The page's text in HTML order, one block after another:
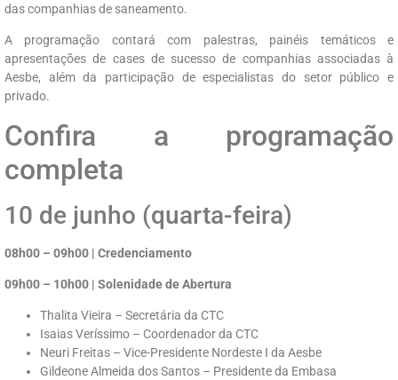
das companhias de saneamento.
A programação contará com palestras, painéis temáticos e
apresentações de cases de sucesso de companhias associadas à
Aesbe, além da participação de especialistas do setor público e
privado.
Confira a programação
completa
10 de junho (quarta-feira)
08h00 – 09h00 | Credenciamento
09h00 – 10h00 | Solenidade de Abertura
Thalita Vieira – Secretária da CTC
Isaias Veríssimo – Coordenador da CTC
Neuri Freitas – Vice-Presidente Nordeste I da Aesbe
Gildeone Almeida dos Santos – Presidente da Embasa